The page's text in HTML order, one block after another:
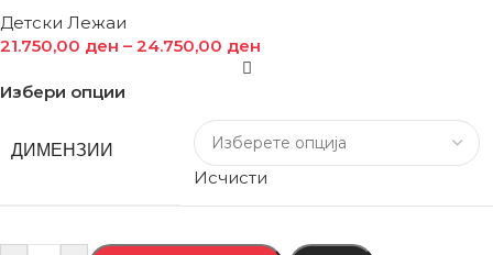
Детски Лежаи
21.750,00 ден – 24.750,00 ден
Избери опции
ДИМЕНЗИИ
Исчисти